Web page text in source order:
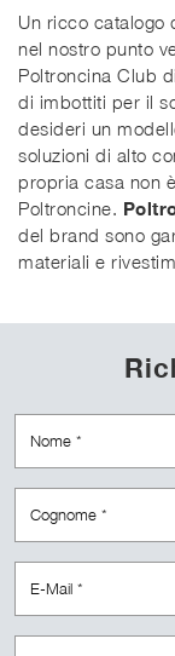
Un ricco catalogo
nel nostro punto
Poltroncina Club
di imbottiti per il
desideri un
soluzioni di alto
propria casa non
Poltroncine.
del brand sono
materiali e